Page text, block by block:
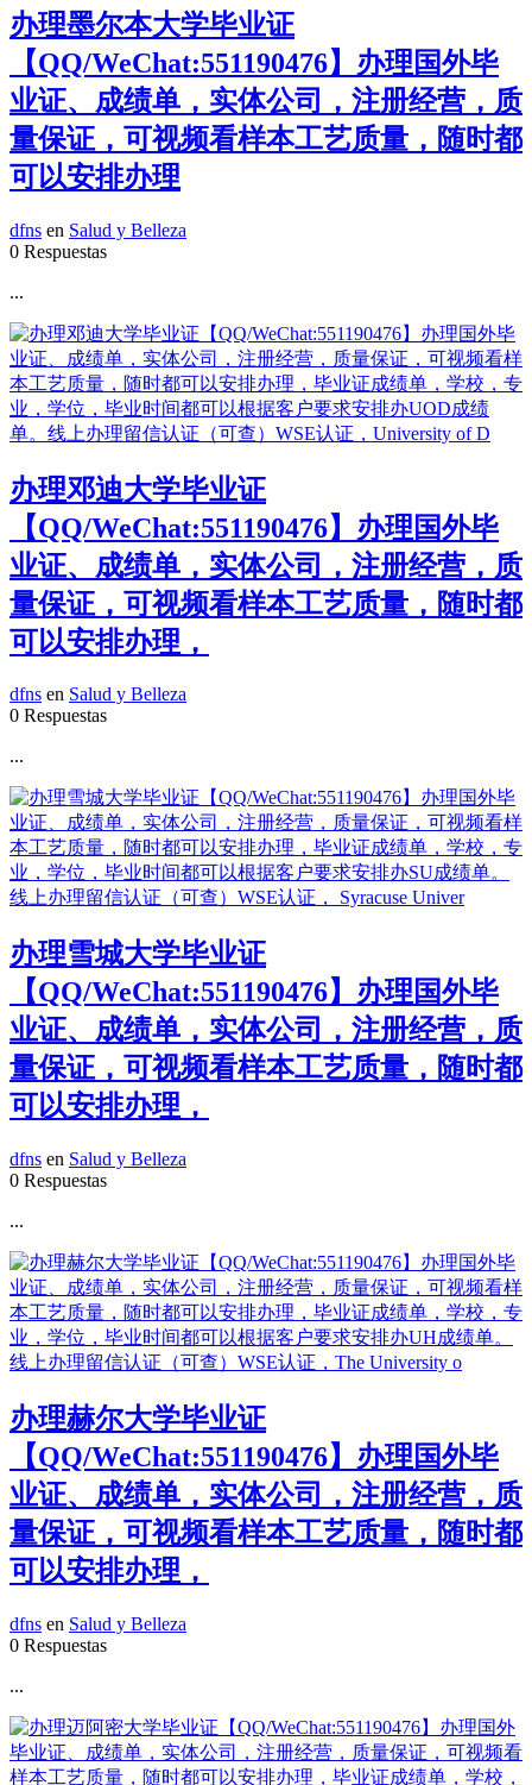
办理墨尔本大学毕业证
【QQ/WeChat:551190476】办理国外毕
业证、成绩单，实体公司，注册经营，质
量保证，可视频看样本工艺质量，随时都
可以安排办理
dfns en Salud y Belleza
0 Respuestas
...
办理邓迪大学毕业证
【QQ/WeChat:551190476】办理国外毕
业证、成绩单，实体公司，注册经营，质
量保证，可视频看样本工艺质量，随时都
可以安排办理，
dfns en Salud y Belleza
0 Respuestas
...
办理雪城大学毕业证
【QQ/WeChat:551190476】办理国外毕
业证、成绩单，实体公司，注册经营，质
量保证，可视频看样本工艺质量，随时都
可以安排办理，
dfns en Salud y Belleza
0 Respuestas
...
办理赫尔大学毕业证
【QQ/WeChat:551190476】办理国外毕
业证、成绩单，实体公司，注册经营，质
量保证，可视频看样本工艺质量，随时都
可以安排办理，
dfns en Salud y Belleza
0 Respuestas
...